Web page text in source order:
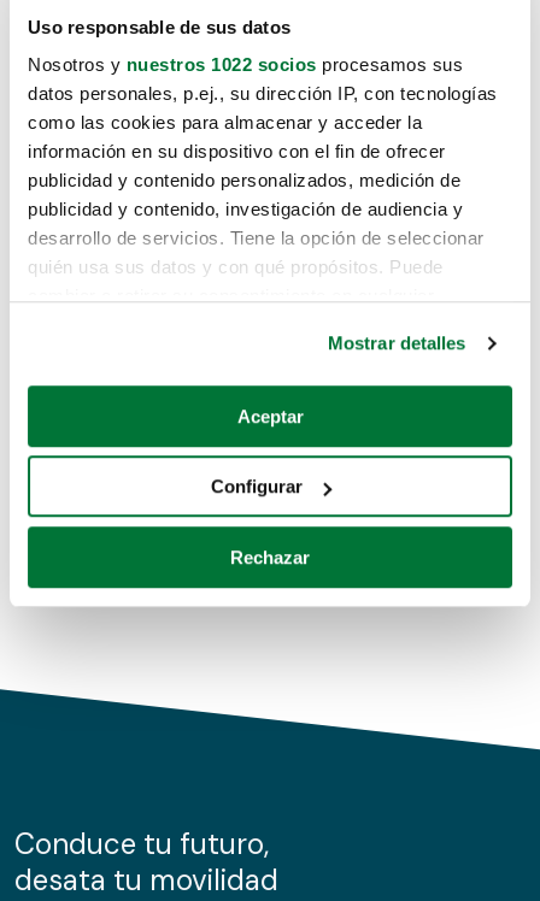
Uso responsable de sus datos
Nosotros y nuestros 1022 socios procesamos sus
datos personales, p.ej., su dirección IP, con tecnologías
como las cookies para almacenar y acceder la
información en su dispositivo con el fin de ofrecer
publicidad y contenido personalizados, medición de
publicidad y contenido, investigación de audiencia y
desarrollo de servicios. Tiene la opción de seleccionar
quién usa sus datos y con qué propósitos. Puede
Si lo permite, también quisiéramos:
Recopilar información sobre su ubicación geográfica
Identificar su dispositivo analizándolo activamente
para buscar características específicas (huellas
Obtenga más información sobre cómo se procesan sus
de cookies.
información sobre el uso que haga del sitio web con
nuestros partners de redes sociales, publicidad y análisis
Mostrar detalles
Aceptar
Configurar
Rechazar
Lo sentimos, no sabemos como
te hemos traido hasta aquí.
Pero puedes encontrar el coche que estás
buscando en alguno de estos enlaces:
Coches de segunda mano
Coches de km0
Conduce tu futuro,
desata tu movilidad